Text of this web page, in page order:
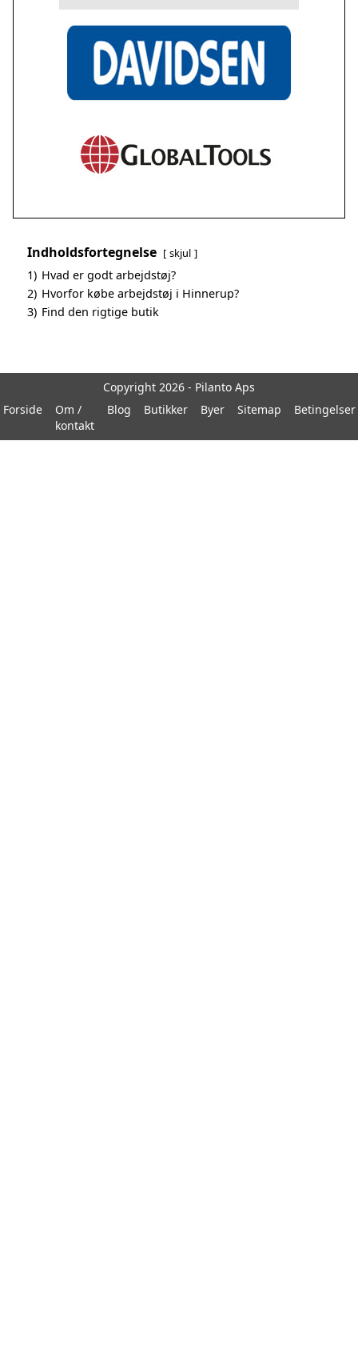
Indholdsfortegnelse skjul
1) Hvad er godt arbejdstøj?
2) Hvorfor købe arbejdstøj i Hinnerup?
3) Find den rigtige butik
Copyright 2026 - Pilanto Aps
Forside
Om /
kontakt
Blog Butikker Byer Sitemap Betingelser